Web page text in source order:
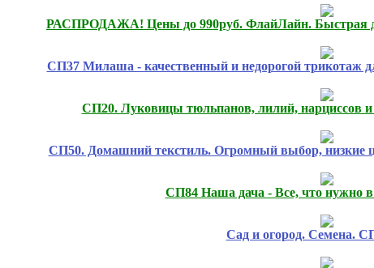
РАСПРОДАЖА! Цены до 990руб. ФлайЛайн. Быстрая
СП37 Милаша - качественный и недорогой трикотаж
СП20. Луковицы тюльпанов, лилий, нарциссов
СП50. Домашний текстиль. Огромный выбор, низкие
СП84 Наша дача - Все, что нужно в
Сад и огород. Семена.